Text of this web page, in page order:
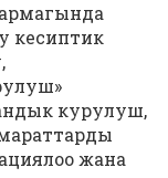
кесиптик
курулуш,
жана